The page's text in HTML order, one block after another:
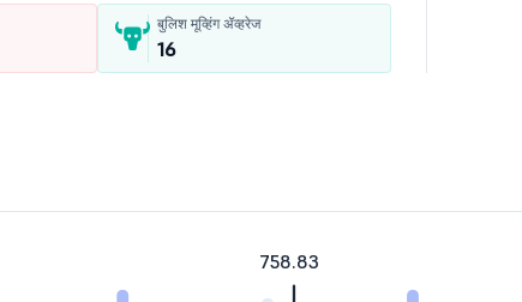
बुलिश मूव्हिंग ॲव्हरेज
16
758.83